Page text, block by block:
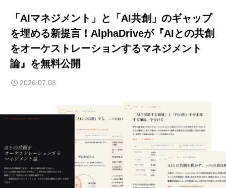
「AIマネジメント」と「AI共創」のギャップ
を埋める新提言！AlphaDriveが『AIとの共創
をオーケストレーションするマネジメント
論』を無料公開
2026.07.08